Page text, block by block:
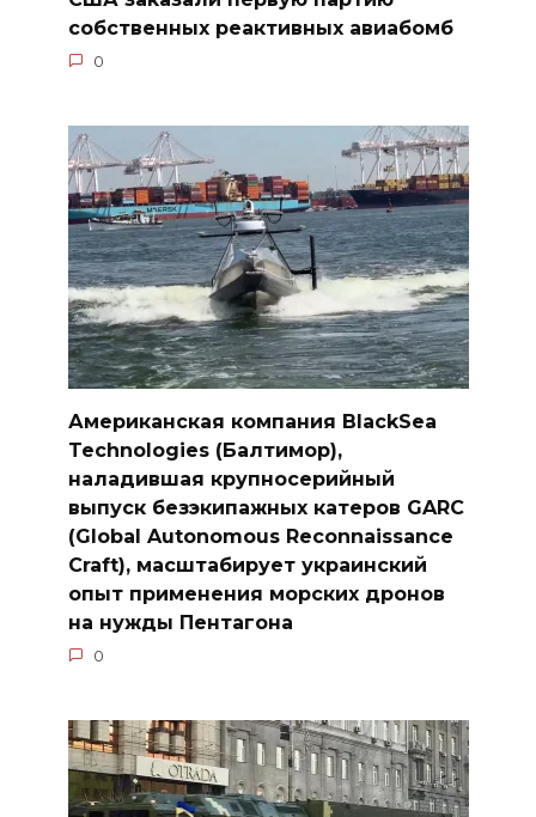
собственных реактивных авиабомб
0
Американская компания BlackSea
Technologies (Балтимор),
наладившая крупносерийный
выпуск безэкипажных катеров GARC
(Global Autonomous Reconnaissance
Craft), масштабирует украинский
опыт применения морских дронов
на нужды Пентагона
0